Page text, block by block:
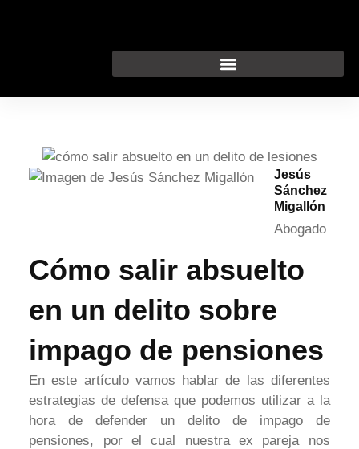
Jesús
Sánchez
Migallón
Abogado
Cómo salir absuelto
en un delito sobre
impago de pensiones
En este artículo vamos hablar de las diferentes
estrategias de defensa que podemos utilizar a la
hora de defender un delito de impago de
pensiones, por el cual nuestra ex pareja nos